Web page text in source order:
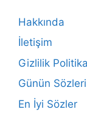
o
o
k
Hakkında
İletişim
Gizlilik
Günün Sözleri
En İyi Sözler